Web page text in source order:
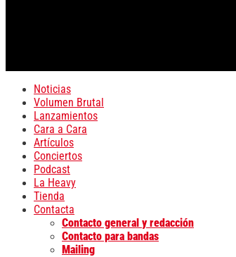
Noticias
Volumen Brutal
Lanzamientos
Cara a Cara
Artículos
Conciertos
Podcast
La Heavy
Tienda
Contacta
Contacto general y redacción
Contacto para bandas
Mailing